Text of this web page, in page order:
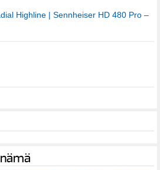
Highline | Sennheiser HD 480 Pro –